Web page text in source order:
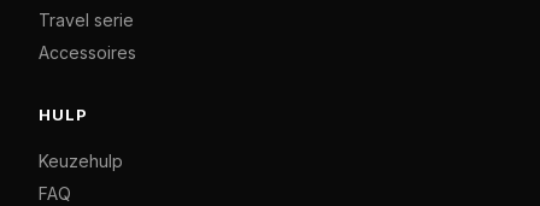
Travel serie
Accessoires
HULP
Keuzehulp
FAQ